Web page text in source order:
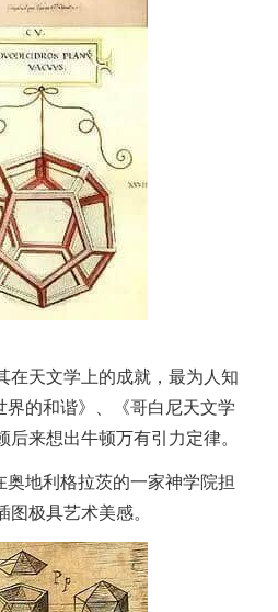
在天文学上的成就，最为人知
的和谐》、《哥白尼天文学
来想出牛顿万有引力定律。
地利格拉茨的一家神学院担
极具艺术美感。